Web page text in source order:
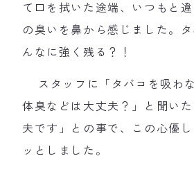
て口を拭いた途端、いつもと
の臭いを鼻から感じました。
んなに強く残る？！
スタッフに「タバコを吸わ
体臭などは大丈夫？」と聞い
夫です」との事で、この心優
ッとしました。